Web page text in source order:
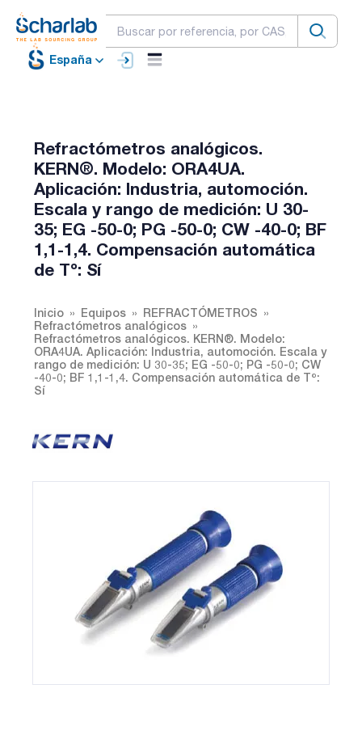
España
Refractómetros analógicos.
KERN®. Modelo: ORA4UA.
Aplicación: Industria, automoción.
Escala y rango de medición: U 30-
35; EG -50-0; PG -50-0; CW -40-0; BF
1,1-1,4. Compensación automática
de Tº: Sí
Inicio Equipos
REFRACTÓMETROS
Refractómetros analógicos
Refractómetros analógicos. KERN®. Modelo:
ORA4UA. Aplicación: Industria, automoción. Escala y
rango de medición: U 30-35; EG -50-0; PG -50-0; CW
-40-0; BF 1,1-1,4. Compensación automática de Tº:
Sí